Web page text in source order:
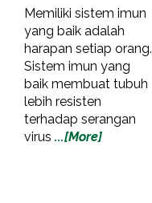
Memiliki sistem imun
yang baik adalah
harapan setiap orang.
Sistem imun yang
baik membuat tubuh
lebih resisten
terhadap serangan
virus ...[More]